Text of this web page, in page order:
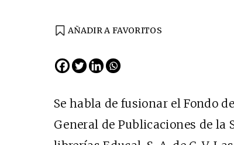
AÑADIR A FAVORITOS
Se habla de fusionar el Fondo
General de Publicaciones de la